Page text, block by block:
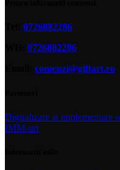
0726882286
0726882286
comenzi@giftart.ro
Digitalizare si implementare
IMM-uri